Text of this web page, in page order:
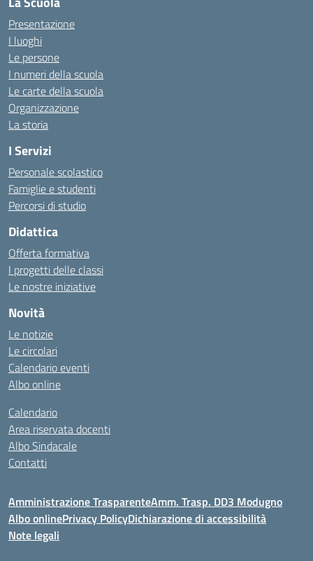
Presentazione
I luoghi
Le persone
I numeri della scuola
Le carte della scuola
Organizzazione
La storia
I Servizi
Personale scolastico
Famiglie e studenti
Percorsi di studio
Didattica
Offerta formativa
I progetti delle classi
Le nostre iniziative
Novità
Le notizie
Le circolari
Calendario eventi
Albo online
Calendario
Area riservata docenti
Albo Sindacale
Contatti
Amministrazione TrasparenteAmm. Trasp. DD3 Modugno
Albo onlinePrivacy PolicyDichiarazione di accessibilità
Note legali